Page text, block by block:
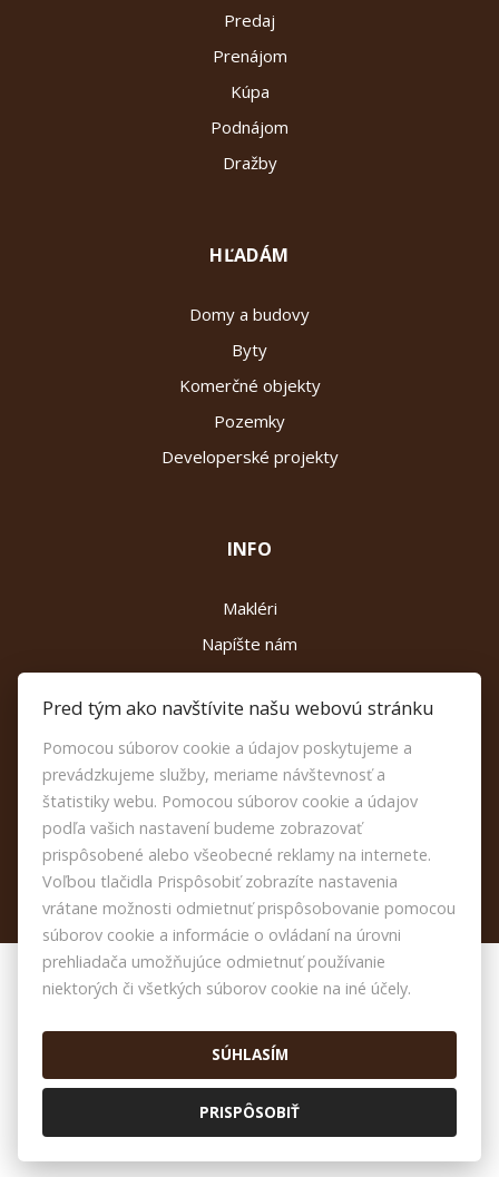
Predaj
Prenájom
Kúpa
Podnájom
Dražby
HĽADÁM
Domy a budovy
Byty
Komerčné objekty
Pozemky
Developerské projekty
INFO
Makléri
Napíšte nám
Kontakt
Reklamačný poriadok
Etický kódex
Nastavenie cookies
© 2026 -JOYEL s.r.o.
Námestie Detí 2369/4, Galanta 924 01, Tel.: , E-mail:
info@joyelreality.sk
Prepnúť na verziu pre počítače
Pred tým ako navštívite našu webovú stránku
Pomocou súborov cookie a údajov poskytujeme a
prevádzkujeme služby, meriame návštevnosť a
štatistiky webu. Pomocou súborov cookie a údajov
podľa vašich nastavení budeme zobrazovať
prispôsobené alebo všeobecné reklamy na internete.
Voľbou tlačidla Prispôsobiť zobrazíte nastavenia
vrátane možnosti odmietnuť prispôsobovanie pomocou
súborov cookie a informácie o ovládaní na úrovni
prehliadača umožňujúce odmietnuť používanie
niektorých či všetkých súborov cookie na iné účely.
SÚHLASÍM
PRISPÔSOBIŤ